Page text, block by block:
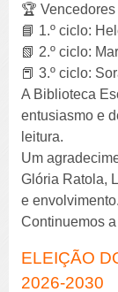
🏆
📘 1.º ciclo:
📗 2.º ciclo:
📕 3.º ciclo:
A Biblioteca
entusiasmo e
leitura.
Um
Glória Ratola,
e envolvimento.
Continuemos
ELEIÇÃO
2026-2030